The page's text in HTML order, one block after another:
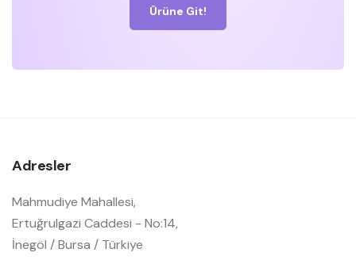
Ürüne Git!
Adresler
Mahmudiye Mahallesi,
Ertuğrulgazi Caddesi - No:14,
İnegöl / Bursa / Türkiye